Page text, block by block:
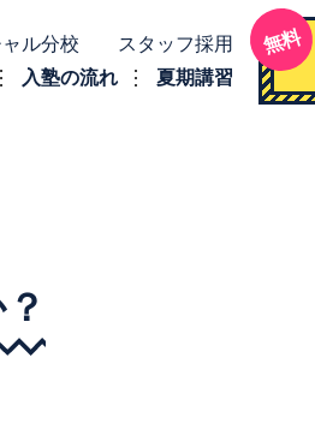
ル分校
スタッフ採用
入塾の流れ 夏期講習
無料